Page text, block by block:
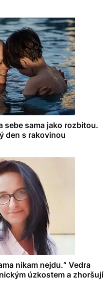
sebe sama jako rozbitou.
den s rakovinou
nikam nejdu.“ Vedra
úzkostem a zhoršují